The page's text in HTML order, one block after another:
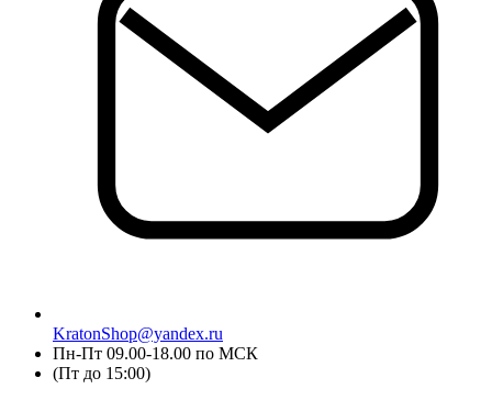
KratonShop@yandex.ru
Пн-Пт 09.00-18.00 по МСК
(Пт до 15:00)